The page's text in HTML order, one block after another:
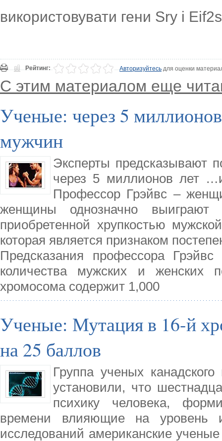
використовувати гени Sry і
Рейтинг: Авторизуйтесьдля оценки
С этим материалом еще
Ученые: через 5
мужчин
Эксперты предсказывают
через 5 миллионов лет
Профессор Грэйвс –
женщины однозначно
приобретенной хрупкостью
которая является признаком
Предсказания профессора
количества мужских и
хромосома содержит 1,000
Ученые: Мутация в 16-й
на 25 баллов
Группа ученых канадского
установили, что
психику человека,
времени влияющие на уровень
исследований американские